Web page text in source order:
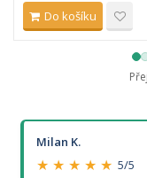
Do košíku
Milan K.
★ ★ ★ ★ ★ 5/5